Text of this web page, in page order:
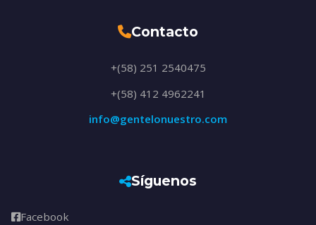
Contacto
+(58) 251 2540475
+(58) 412 4962241
info@gentelonuestro.com
Síguenos
Facebook